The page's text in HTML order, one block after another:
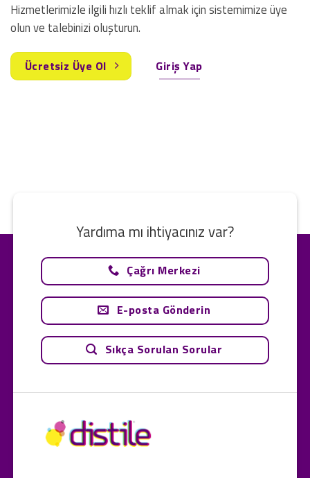
Hizmetlerimizle ilgili hızlı teklif almak için sistemimize üye
olun ve talebinizi oluşturun.
Ücretsiz Üye Ol Giriş Yap
Yardıma mı ihtiyacınız var?
Çağrı Merkezi
E-posta Gönderin
Sıkça Sorulan Sorular